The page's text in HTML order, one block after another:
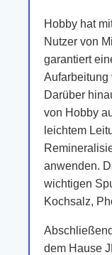
Hobby hat
Nutzer von
garantiert
Aufarbeitung
Darüber
von Hobby
leichtem
anwenden.
wichtigen
Kochsalz,
dem Hause